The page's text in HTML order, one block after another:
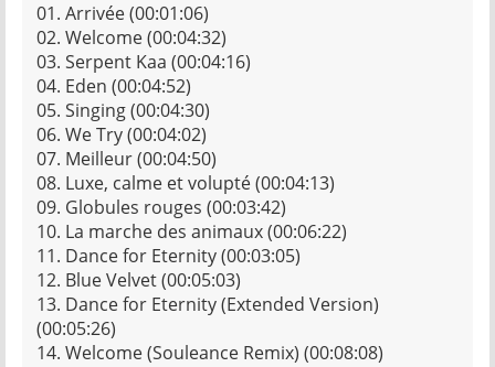
01. Arrivée (00:01:06)
02. Welcome (00:04:32)
03. Serpent Kaa (00:04:16)
04. Eden (00:04:52)
05. Singing (00:04:30)
06. We Try (00:04:02)
07. Meilleur (00:04:50)
08. Luxe, calme et volupté (00:04:13)
09. Globules rouges (00:03:42)
10. La marche des animaux (00:06:22)
11. Dance for Eternity (00:03:05)
12. Blue Velvet (00:05:03)
13. Dance for Eternity (Extended Version)
(00:05:26)
14. Welcome (Souleance Remix) (00:08:08)